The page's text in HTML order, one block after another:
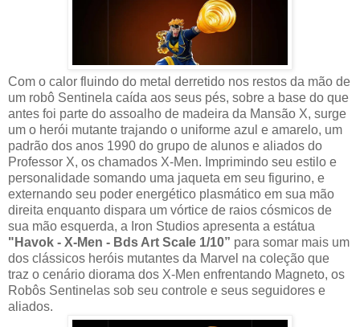
Com o calor fluindo do metal derretido nos restos da mão de
um robô Sentinela caída aos seus pés, sobre a base do que
antes foi parte do assoalho de madeira da Mansão X, surge
um o herói mutante trajando o uniforme azul e amarelo, um
padrão dos anos 1990 do grupo de alunos e aliados do
Professor X, os chamados X-Men. Imprimindo seu estilo e
personalidade somando uma jaqueta em seu figurino, e
externando seu poder energético plasmático em sua mão
direita enquanto dispara um vórtice de raios cósmicos de
sua mão esquerda, a Iron Studios apresenta a estátua
"Havok - X-Men - Bds Art Scale 1/10” para somar mais um
dos clássicos heróis mutantes da Marvel na coleção que
traz o cenário diorama dos X-Men enfrentando Magneto, os
Robôs Sentinelas sob seu controle e seus seguidores e
aliados.